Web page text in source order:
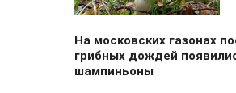
На московских газонах
грибных дождей
шампиньоны